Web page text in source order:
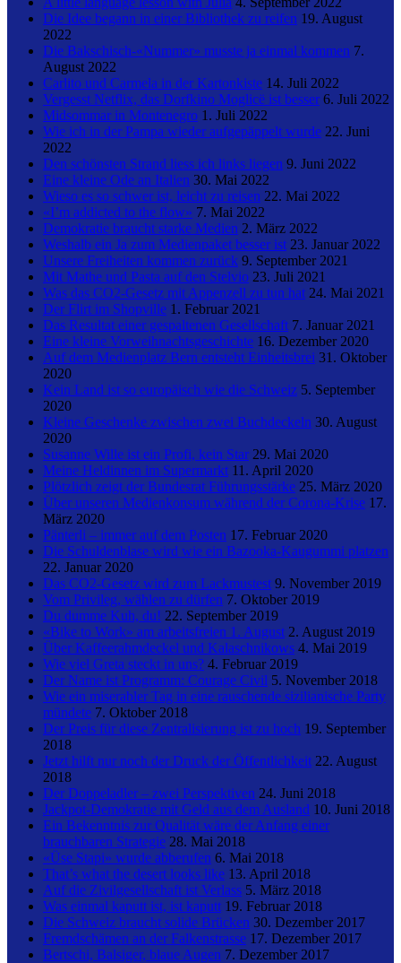
Die Idee begann in einer Bibliothek zu reifen 19. August
2022
Die Bakschisch-«Nummer» musste ja einmal kommen 7.
August 2022
Carlito und Carmela in der Kartonkiste 14. Juli 2022
Vergesst Netflix, das Dorfkino Moglicë ist besser 6. Juli 2022
Midsommar in Montenegro 1. Juli 2022
Wie ich in der Pampa wieder aufgepäppelt wurde 22. Juni
2022
Den schönsten Strand liess ich links liegen 9. Juni 2022
Eine kleine Ode an Italien 30. Mai 2022
Wieso es so schwer ist, leicht zu reisen 22. Mai 2022
«I’m addicted to the flow» 7. Mai 2022
Demokratie braucht starke Medien 2. März 2022
Weshalb ein Ja zum Medienpaket besser ist 23. Januar 2022
Unsere Freiheiten kommen zurück 9. September 2021
Mit Mathe und Pasta auf den Stelvio 23. Juli 2021
Was das CO2-Gesetz mit Appenzell zu tun hat 24. Mai 2021
Der Flirt im Shopville 1. Februar 2021
Das Resultat einer gespaltenen Gesellschaft 7. Januar 2021
Eine kleine Vorweihnachtsgeschichte 16. Dezember 2020
Auf dem Medienplatz Bern entsteht Einheitsbrei 31. Oktober
2020
Kein Land ist so europäisch wie die Schweiz 5. September
2020
Kleine Geschenke zwischen zwei Buchdeckeln 30. August
2020
Susanne Wille ist ein Profi, kein Star 29. Mai 2020
Meine Heldinnen im Supermarkt 11. April 2020
Plötzlich zeigt der Bundesrat Führungsstärke 25. März 2020
Über unseren Medienkonsum während der Corona-Krise 17.
März 2020
Pänterli – immer auf dem Posten 17. Februar 2020
Die Schuldenblase wird wie ein Bazooka-Kaugummi platzen
22. Januar 2020
Das CO2-Gesetz wird zum Lackmustest 9. November 2019
Vom Privileg, wählen zu dürfen 7. Oktober 2019
Du dumme Kuh, du! 22. September 2019
«Bike to Work» am arbeitsfreien 1. August 2. August 2019
Über Kaffeerahmdeckel und Kalaschnikows 4. Mai 2019
Wie viel Greta steckt in uns? 4. Februar 2019
Der Name ist Programm: Courage Civil 5. November 2018
Wie ein miserabler Tag in eine rauschende sizilianische Party
mündete 7. Oktober 2018
Der Preis für diese Zentralisierung ist zu hoch 19. September
2018
Jetzt hilft nur noch der Druck der Öffentlichkeit 22. August
2018
Der Doppeladler – zwei Perspektiven 24. Juni 2018
Jackpot-Demokratie mit Geld aus dem Ausland 10. Juni 2018
Ein Bekenntnis zur Qualität wäre der Anfang einer
brauchbaren Strategie 28. Mai 2018
«Üse Stapi» wurde abberufen 6. Mai 2018
That’s what the desert looks like 13. April 2018
Auf die Zivilgesellschaft ist Verlass 5. März 2018
Was einmal kaputt ist, ist kaputt 19. Februar 2018
Die Schweiz braucht solide Brücken 30. Dezember 2017
Fremdschämen an der Falkenstrasse 17. Dezember 2017
Bertschi, Balsiger, blaue Augen 7. Dezember 2017